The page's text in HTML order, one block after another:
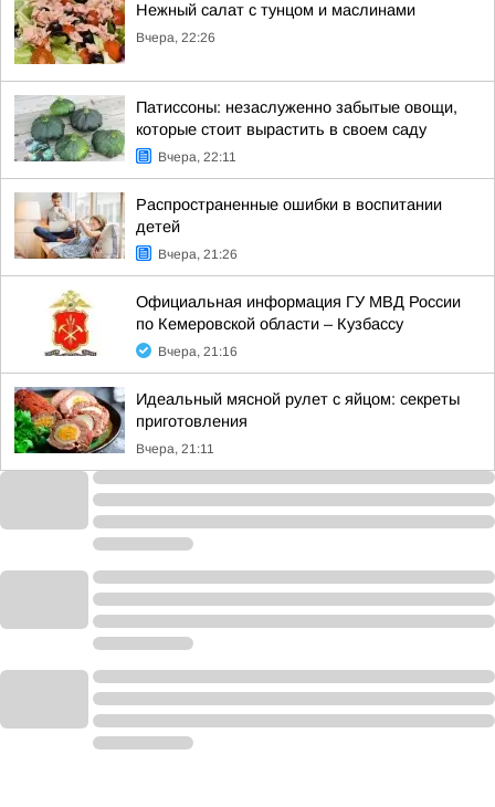
Нежный салат с тунцом и маслинами
Вчера, 22:26
Патиссоны: незаслуженно забытые овощи,
которые стоит вырастить в своем саду
Вчера, 22:11
Распространенные ошибки в воспитании
детей
Вчера, 21:26
Официальная информация ГУ МВД России
по Кемеровской области – Кузбассу
Вчера, 21:16
Идеальный мясной рулет с яйцом: секреты
приготовления
Вчера, 21:11